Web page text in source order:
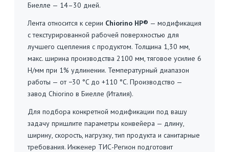
Биелле — 14–30 дней.
Лента относится к серии Chiorino HP® — модификация
с текстурированной рабочей поверхностью для
лучшего сцепления с продуктом. Толщина 1,30 мм,
макс. ширина производства 2100 мм, тяговое усилие 6
Н/мм при 1% удлинении. Температурный диапазон
работы — от −30 °C до +110 °C. Производство —
завод Chiorino в Биелле (Италия).
Для подбора конкретной модификации под вашу
задачу пришлите параметры конвейера — длину,
ширину, скорость, нагрузку, тип продукта и санитарные
требования. Инженер ТИС-Регион подготовит